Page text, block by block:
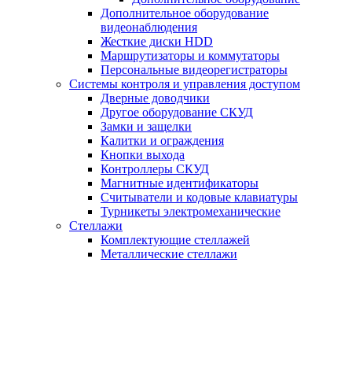
Дополнительное оборудование
видеонаблюдения
Жесткие диски HDD
Маршрутизаторы и коммутаторы
Персональные видеорегистраторы
Системы контроля и управления доступом
Дверные доводчики
Другое оборудование СКУД
Замки и защелки
Калитки и ограждения
Кнопки выхода
Контроллеры СКУД
Магнитные идентификаторы
Считыватели и кодовые клавиатуры
Турникеты электромеханические
Стеллажи
Комплектующие стеллажей
Металлические стеллажи